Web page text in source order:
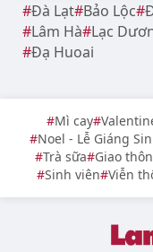
Đà Lạt Bảo Lộc
Lâm Hà Lạc
Đạ Huoai
Mì cay
Noel - Lễ Giáng
Trà sữa Giao
Sinh viên Viễn